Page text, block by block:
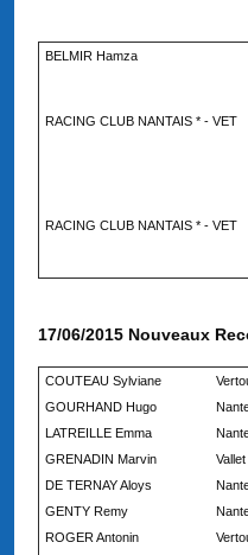
BELMIR Hamza
RACING CLUB NANTAIS * - VET
RACING CLUB NANTAIS * - VET
17/06/2015 Nouveaux
COUTEAU Sylviane
GOURHAND Hugo
LATREILLE Emma
GRENADIN Marvin
Vallet
DE TERNAY Aloys
GENTY Remy
ROGER Antonin